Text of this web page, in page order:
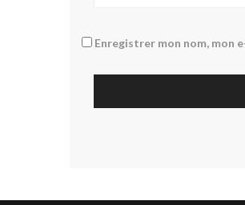
Enregistrer mon nom, mon